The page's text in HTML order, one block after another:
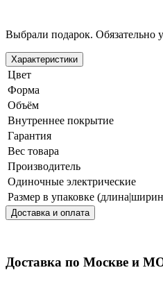
Выбрали подарок. Обязательно
Характеристики
Цвет
Форма
Объём
Внутреннее покрытие
Гарантия
Вес товара
Производитель
Одиночные электрические
Размер в упаковке
Доставка и оплата
Доставка по Москве и